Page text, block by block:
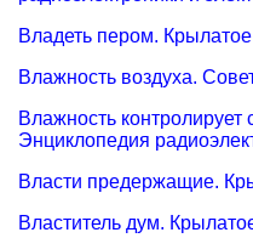
Владеть пером.
Влажность воздуха.
Влажность
Энциклопедия
Власти предержащие.
Властитель дум.